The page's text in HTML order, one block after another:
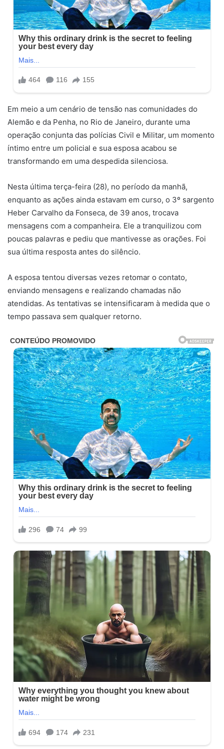
Em meio a um cenário de tensão nas comunidades do
Alemão e da Penha, no Rio de Janeiro, durante uma
operação conjunta das polícias Civil e Militar, um momento
íntimo entre um policial e sua esposa acabou se
transformando em uma despedida silenciosa.
Nesta última terça-feira (28), no período da manhã,
enquanto as ações ainda estavam em curso, o 3º sargento
Heber Carvalho da Fonseca, de 39 anos, trocava
mensagens com a companheira. Ele a tranquilizou com
poucas palavras e pediu que mantivesse as orações. Foi
sua última resposta antes do silêncio.
A esposa tentou diversas vezes retomar o contato,
enviando mensagens e realizando chamadas não
atendidas. As tentativas se intensificaram à medida que o
tempo passava sem qualquer retorno.